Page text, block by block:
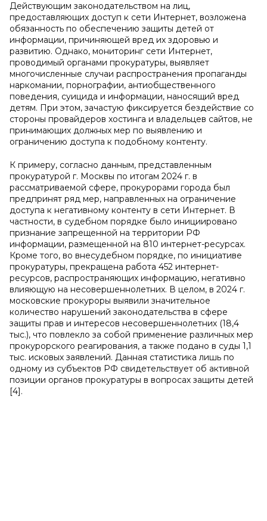
Действующим законодательством на лиц,
предоставляющих доступ к сети Интернет, возложена
обязанность по обеспечению защиты детей от
информации, причиняющей вред их здоровью и
развитию. Однако, мониторинг сети Интернет,
проводимый органами прокуратуры, выявляет
многочисленные случаи распространения пропаганды
наркомании, порнографии, антиобщественного
поведения, суицида и информации, наносящий вред
детям. При этом, зачастую фиксируется бездействие со
стороны провайдеров хостинга и владельцев сайтов, не
принимающих должных мер по выявлению и
ограничению доступа к подобному контенту.
К примеру, согласно данным, представленным
прокуратурой г. Москвы по итогам 2024 г. в
рассматриваемой сфере, прокурорами города был
предпринят ряд мер, направленных на ограничение
доступа к негативному контенту в сети Интернет. В
частности, в судебном порядке было инициировано
признание запрещенной на территории РФ
информации, размещенной на 810 интернет-ресурсах.
Кроме того, во внесудебном порядке, по инициативе
прокуратуры, прекращена работа 452 интернет-
ресурсов, распространяющих информацию, негативно
влияющую на несовершеннолетних. В целом, в 2024 г.
московские прокуроры выявили значительное
количество нарушений законодательства в сфере
защиты прав и интересов несовершеннолетних (18,4
тыс.), что повлекло за собой применение различных мер
прокурорского реагирования, а также подано в суды 1,1
тыс. исковых заявлений. Данная статистика лишь по
одному из субъектов РФ свидетельствует об активной
позиции органов прокуратуры в вопросах защиты детей
[4].